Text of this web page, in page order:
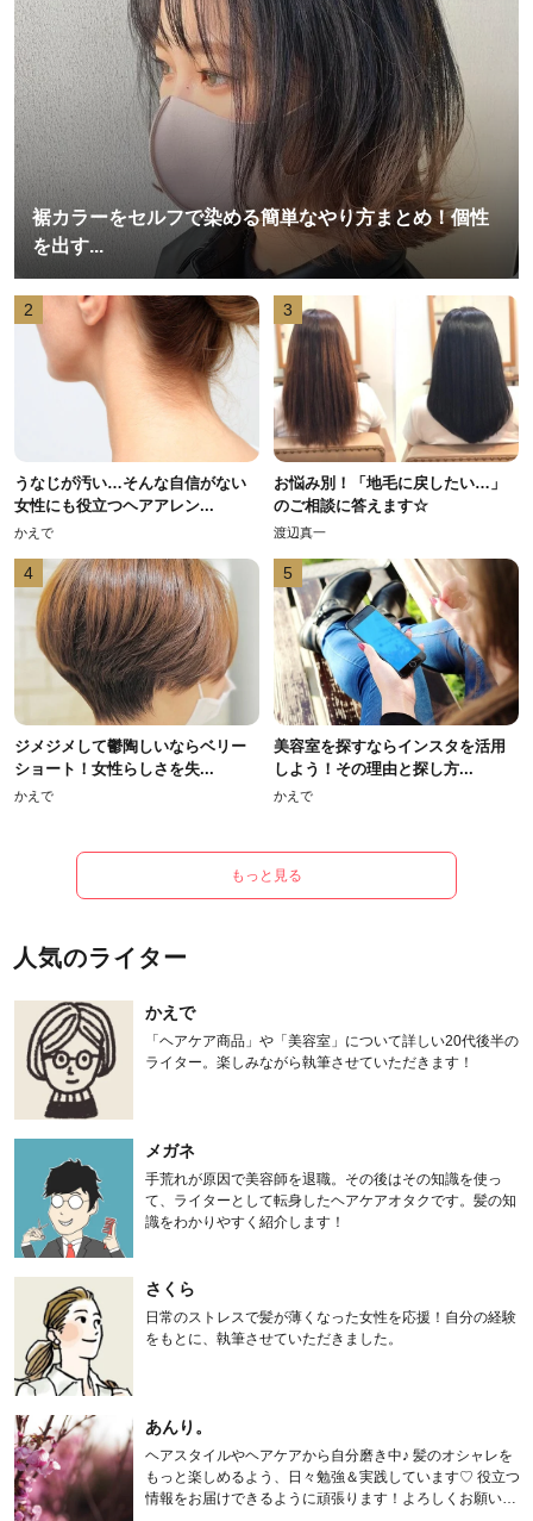
裾カラーをセルフで染める簡単なやり方まとめ！個性
を出す...
2
うなじが汚い…そんな自信がない
女性にも役立つヘアアレン...
かえで
3
お悩み別！「地毛に戻したい…」
のご相談に答えます☆
渡辺真一
4
ジメジメして鬱陶しいならベリー
ショート！女性らしさを失...
かえで
5
美容室を探すならインスタを活用
しよう！その理由と探し方...
かえで
もっと見る
人気のライター
かえで
「ヘアケア商品」や「美容室」について詳しい20代後半の
ライター。楽しみながら執筆させていただきます！
メガネ
手荒れが原因で美容師を退職。その後はその知識を使っ
て、ライターとして転身したヘアケアオタクです。髪の知
識をわかりやすく紹介します！
さくら
日常のストレスで髪が薄くなった女性を応援！自分の経験
をもとに、執筆させていただきました。
あんり。
ヘアスタイルやヘアケアから自分磨き中♪ 髪のオシャレを
もっと楽しめるよう、日々勉強＆実践しています♡ 役立つ
情報をお届けできるように頑張ります！よろしくお願いし